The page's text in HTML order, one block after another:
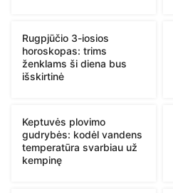
Rugpjūčio 3-iosios
horoskopas: trims
ženklams ši diena bus
išskirtinė
Keptuvės plovimo
gudrybės: kodėl vandens
temperatūra svarbiau už
kempinę